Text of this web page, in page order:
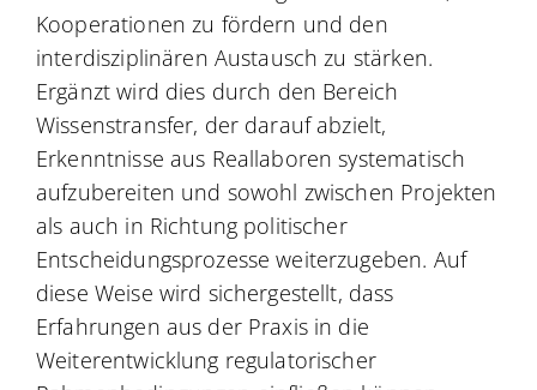
Kooperationen zu fördern und den
interdisziplinären Austausch zu stärken.
Ergänzt wird dies durch den Bereich
Wissenstransfer, der darauf abzielt,
Erkenntnisse aus Reallaboren systematisch
aufzubereiten und sowohl zwischen Projekten
als auch in Richtung politischer
Entscheidungsprozesse weiterzugeben. Auf
diese Weise wird sichergestellt, dass
Erfahrungen aus der Praxis in die
Weiterentwicklung regulatorischer